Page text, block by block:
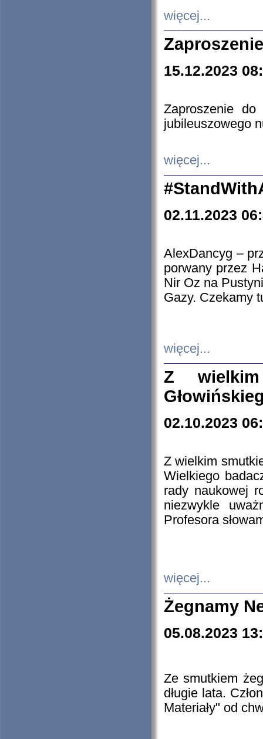
więcej...
15.12.2023
Zaproszenie do
jubileuszowego
więcej...
02.11.2023
AlexDancyg –
porwany przez
Nir Oz na
Gazy. Czekamy
więcej...
Z
02.10.2023
Z wielkim
Wielkiego
rady naukowej
niezwykle
Profesora
więcej...
Żegnamy
05.08.2023
Ze smutkiem
długie lata.
Materiały" od